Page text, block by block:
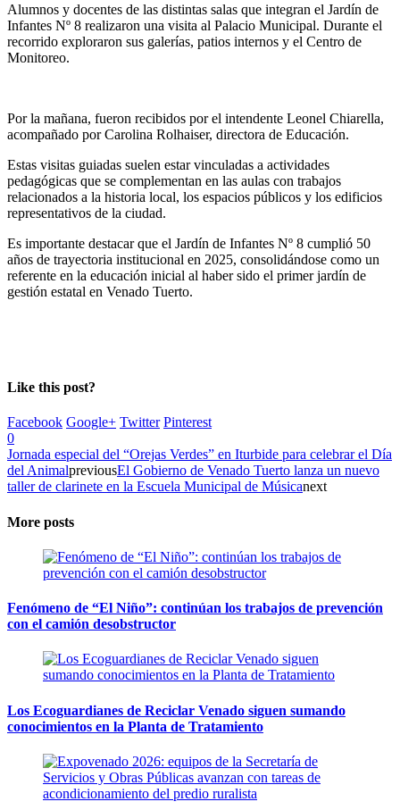
Alumnos y docentes de las distintas salas que integran el Jardín de
Infantes Nº 8 realizaron una visita al Palacio Municipal. Durante el
recorrido exploraron sus galerías, patios internos y el Centro de
Monitoreo.
Por la mañana, fueron recibidos por el intendente Leonel Chiarella,
acompañado por Carolina Rolhaiser, directora de Educación.
Estas visitas guiadas suelen estar vinculadas a actividades
pedagógicas que se complementan en las aulas con trabajos
relacionados a la historia local, los espacios públicos y los edificios
representativos de la ciudad.
Es importante destacar que el Jardín de Infantes Nº 8 cumplió 50
años de trayectoria institucional en 2025, consolidándose como un
referente en la educación inicial al haber sido el primer jardín de
gestión estatal en Venado Tuerto.
Like this post?
Facebook Google+ Twitter Pinterest
0
Jornada especial del “Orejas Verdes” en Iturbide para celebrar el Día
del AnimalpreviousEl Gobierno de Venado Tuerto lanza un nuevo
taller de clarinete en la Escuela Municipal de Músicanext
More posts
Fenómeno de “El Niño”: continúan los trabajos de prevención
con el camión desobstructor
Los Ecoguardianes de Reciclar Venado siguen sumando
conocimientos en la Planta de Tratamiento